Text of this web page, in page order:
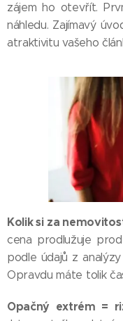
zájem ho otevřít.
náhledu. Zajímavý
atraktivitu vašeho
Kolik si za
cena prodlužuje
podle údajů z
Opravdu máte tolik
Opačný extrém =